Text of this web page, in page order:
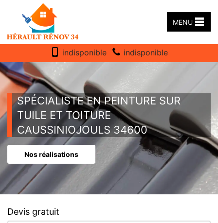
MENU
indisponible indisponible
SPÉCIALISTE EN PEINTURE SUR
TUILE ET TOITURE
CAUSSINIOJOULS 34600
Nos réalisations
Devis gratuit